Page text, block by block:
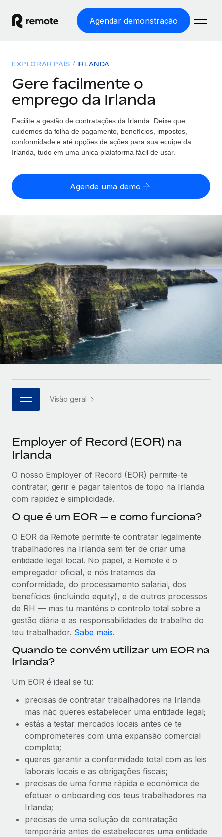
Agendar demonstração
EMPREGO GLOBAL
Processamento Salarial
Processamento salarial fácil e em conformidade
Employer of Record
entidades
SERVICES
Perguntar a um especialista
Obtenha apoio especializado em RH e
conformidade globais
Soluções
COBERTURA GLOBAL
Explorador de países
Encontra apoio para emprego global por país
Comparar a Remote
Veja como nos comparamos com os outros
Parceiros tecnológicos estratégicos
Integre os RH globais na sua plataforma de forma
flexível
CASE STUDIES
Preçário
English
Français
Deutsch
Español
Italiano
Português (Portugal)
日本語
한국어
中文（简体）
Início de sessão
EXPLORAR PAÍS IRLANDA
Gere facilmente o
emprego da Irlanda
Facilite a gestão de contratações da Irlanda. Deixe que
cuidemos da folha de pagamento, benefícios, impostos,
conformidade e até opções de ações para sua equipe da
Irlanda, tudo em uma única plataforma fácil de usar.
Agende uma demo
Visão geral
Employer of Record (EOR) na
Irlanda
O nosso Employer of Record (EOR) permite-te
contratar, gerir e pagar talentos de topo na Irlanda
com rapidez e simplicidade.
O que é um EOR — e como funciona?
O EOR da Remote permite-te contratar legalmente
trabalhadores na Irlanda sem ter de criar uma
entidade legal local. No papel, a Remote é o
empregador oficial, e nós tratamos da
conformidade, do processamento salarial, dos
benefícios (incluindo equity), e de outros processos
de RH — mas tu manténs o controlo total sobre a
gestão diária e as responsabilidades de trabalho do
teu trabalhador. Sabe mais.
Quando te convém utilizar um EOR na
Irlanda?
Um EOR é ideal se tu:
precisas de contratar trabalhadores na Irlanda
mas não queres estabelecer uma entidade legal;
estás a testar mercados locais antes de te
comprometeres com uma expansão comercial
completa;
queres garantir a conformidade total com as leis
laborais locais e as obrigações fiscais;
precisas de uma forma rápida e económica de
efetuar o onboarding dos teus trabalhadores na
Irlanda;
precisas de uma solução de contratação
temporária antes de estabeleceres uma entidade